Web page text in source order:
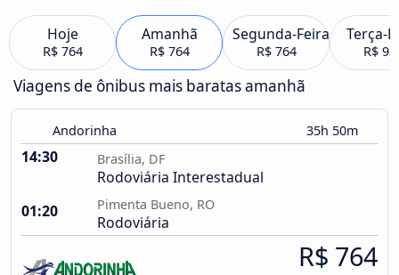
Hoje
R$ 764
Amanhã
R$ 764
Segunda-Feira
R$ 764
Terça-
R$
Viagens de ônibus mais baratas amanhã
Andorinha 35h 50m
14:30 Brasília, DF
Rodoviária Interestadual
01:20
Pimenta Bueno, RO
Rodoviária
R$ 764